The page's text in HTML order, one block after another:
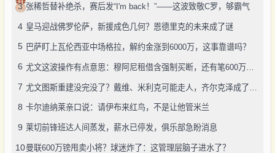
3 张稀哲替补绝杀，赛后发“I'm back！”——这波致敬C罗，够霸气
4 皇马迎战佛罗伦萨，新援成色几何？恩德里克的未来成了谜
5 巴萨盯上瓦伦西亚中场格拉，解约金涨到6000万，这事靠谱吗？
6
7
8 卡尔迪纳莱亲口说：请伊布来红鸟，不是让他管米兰
9 莱切前锋班达人间蒸发，薪水已停发，俱乐部急盼消息
10曼联600万镑甩卖小将？球迷炸了：这管理层脑子进水了？